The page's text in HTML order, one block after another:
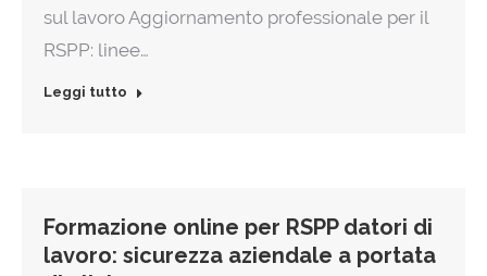
sul lavoro Aggiornamento professionale per il
RSPP: linee…
Leggi tutto
Formazione online per RSPP datori di
lavoro: sicurezza aziendale a portata